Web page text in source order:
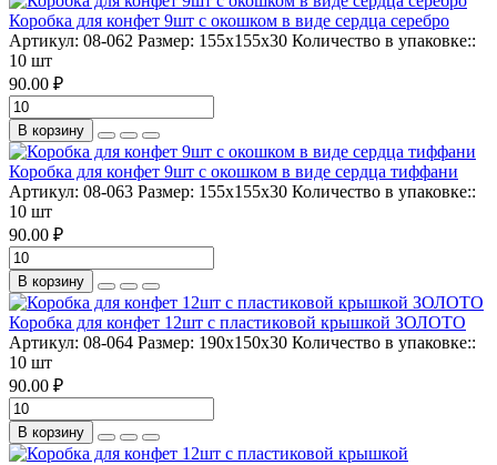
Коробка для конфет 9шт с окошком в виде сердца серебро
Артикул: 08-062 Размер: 155х155х30 Количество в упаковке::
10 шт
90.00 ₽
В корзину
Коробка для конфет 9шт с окошком в виде сердца тиффани
Артикул: 08-063 Размер: 155х155х30 Количество в упаковке::
10 шт
90.00 ₽
В корзину
Коробка для конфет 12шт с пластиковой крышкой ЗОЛОТО
Артикул: 08-064 Размер: 190х150х30 Количество в упаковке::
10 шт
90.00 ₽
В корзину